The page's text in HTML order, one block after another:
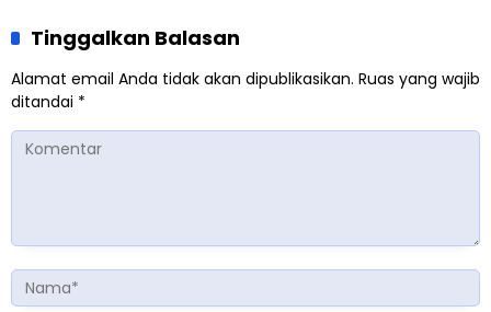
Tinggalkan Balasan
Alamat email Anda tidak akan dipublikasikan. Ruas yang wajib
ditandai *